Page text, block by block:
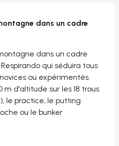
dans un cadre
dans un cadre
qui séduira tous
ou expérimentés.
m d'altitude sur les 18 trous
le practice, le putting
ou le bunker